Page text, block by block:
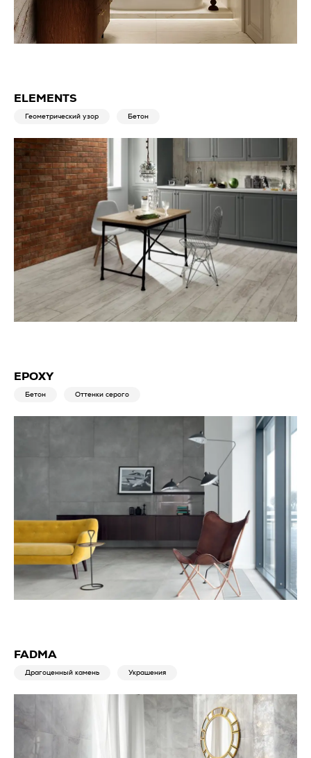
ELEMENTS
Геометрический узор Бетон
EPOXY
Бетон Оттенки серого
FADMA
Драгоценный камень Украшения